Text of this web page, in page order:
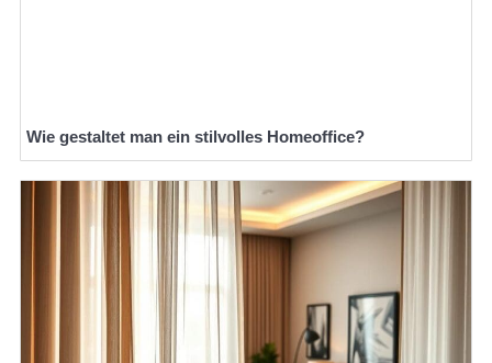
Wie gestaltet man ein stilvolles Homeoffice?